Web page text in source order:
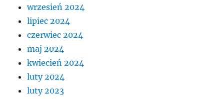
wrzesień 2024
lipiec 2024
czerwiec 2024
maj 2024
kwiecień 2024
luty 2024
luty 2023